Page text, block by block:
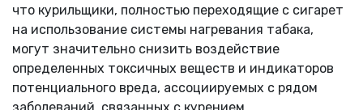
что курильщики, полностью переходящие с сигарет
на использование системы нагревания табака,
могут значительно снизить воздействие
определенных токсичных веществ и индикаторов
потенциального вреда, ассоциируемых с рядом